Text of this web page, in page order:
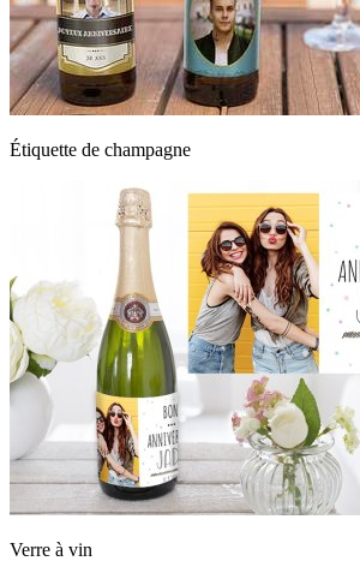
Étiquette de champagne
Verre à vin